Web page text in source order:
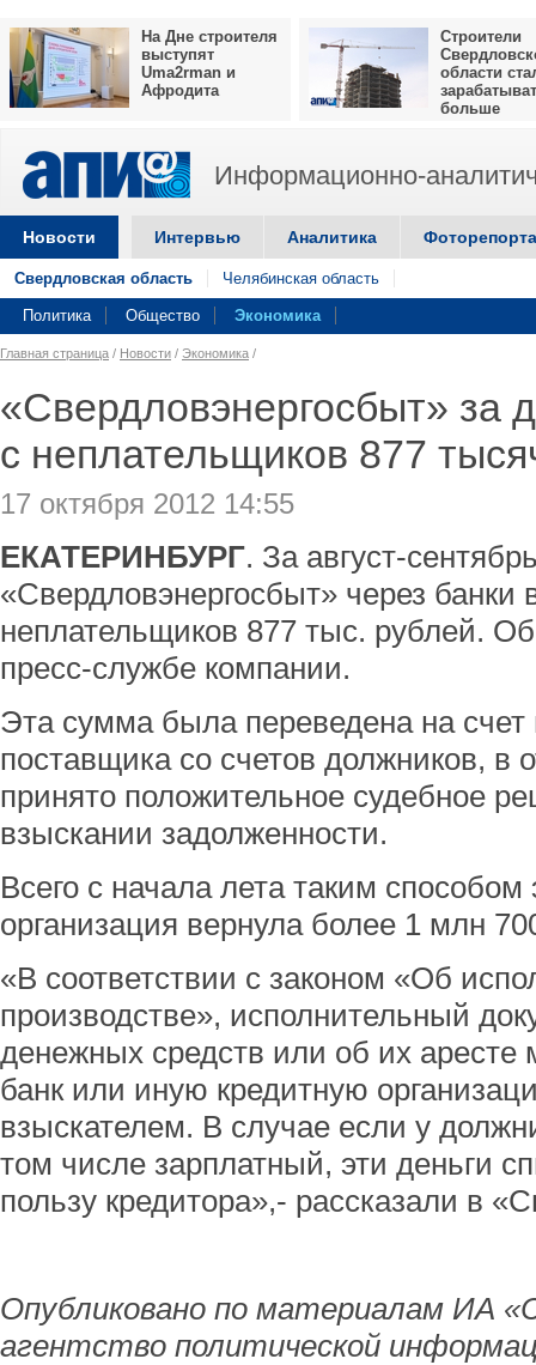
На Дне строителя
выступят
Uma2rman и
Афродита
Строители
области
больше
Информационно-
Новости Интервью Аналитика
Свердловская область Челябинская область
Политика Общество Экономика
Главная страница / Новости / Экономика /
«Свердловэнергосбыт» за
с неплательщиков 877
17 октября 2012 14:55
ЕКАТЕРИНБУРГ. За август-
«Свердловэнергосбыт» через банки
неплательщиков 877 тыс. рублей.
пресс-службе компании.
Эта сумма была переведена на счет
поставщика со счетов должников, в
принято положительное судебное
взыскании задолженности.
Всего с начала лета таким способом
организация вернула более 1 млн
«В соответствии с законом «Об
производстве», исполнительный
денежных средств или об их аресте
банк или иную кредитную
взыскателем. В случае если у
том числе зарплатный, эти деньги
пользу кредитора»,- рассказали в
Опубликовано по материалам ИА
агентство политической